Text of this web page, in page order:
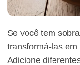
Se você tem
transformá-las em
Adicione